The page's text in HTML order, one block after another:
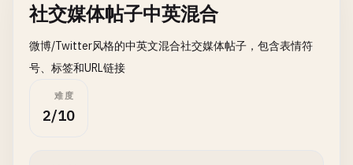
社交媒体帖子中英混合
微博/Twitter风格的中英文混合社交媒体帖子，包含表情符
号、标签和URL链接
难度
2/10